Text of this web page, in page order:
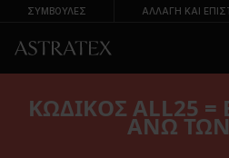
ΣΥΜΒΟΥΛΕΣ ΑΛΛΑΓΉ ΚΑΙ
ΚΩΔΙΚΟΣ ALL25 =
ΑΝΩ ΤΩΝ